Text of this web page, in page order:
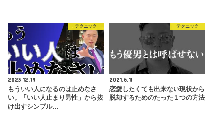
テクニック
2023.12.19
もういい人になるのは止めなさ
い。「いい人止まり男性」から抜
け出すシンプル…
テクニック
2021.6.11
恋愛したくても出来ない現状から
脱却するためのたった１つの方法